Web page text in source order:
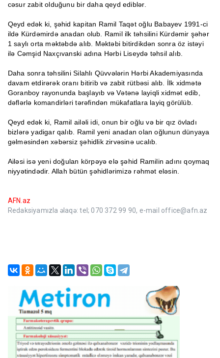
cəsur zabit olduğunu bir daha qeyd ediblər.
Qeyd edək ki, şəhid kapitan Ramil Taqət oğlu Babayev 1991-ci
ildə Kürdəmirdə anadan olub. Ramil ilk təhsilini Kürdəmir şəhər
1 saylı orta məktəbdə alıb. Məktəbi bitirdikdən sonra öz istəyi
ilə Cəmşid Naxçıvanski adına Hərbi Liseydə təhsil alıb.
Daha sonra təhsilini Silahlı Qüvvələrin Hərbi Akademiyasında
davam etdirərək oranı bitirib və zabit rütbəsi alıb. İlk xidmətə
Goranboy rayonunda başlayıb və Vətənə layiqli xidmət edib,
dəflərlə komandirləri tərəfindən mükafatlara layiq görülüb.
Qeyd edək ki, Ramil ailəli idi, onun bir oğlu və bir qız övladı
bizlərə yadigar qalıb. Ramil yeni anadan olan oğlunun dünyaya
gəlməsindən xəbərsiz şəhidlik zirvəsinə ucalıb.
Ailəsi isə yeni doğulan körpəyə elə şəhid Ramilin adını qoymaq
niyyətindədir. Allah bütün şəhidlərimizə rəhmət eləsin.
AFN.az
Redaksiyamızla əlaqə: tel; 070 372 99 90, e-mail office@afn.az